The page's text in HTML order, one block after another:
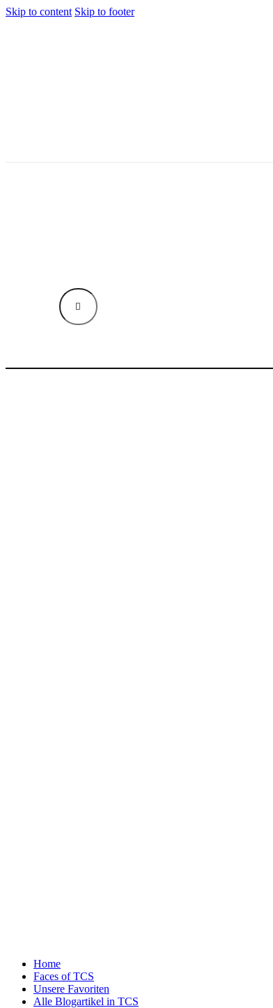
Skip to content Skip to footer
Home
Faces of TCS
Unsere Favoriten
Alle Blogartikel in TCS